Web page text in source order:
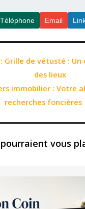
Téléphone Email
Grille de vétusté :
des lieux
immobilier : Votre
recherches foncières
vous